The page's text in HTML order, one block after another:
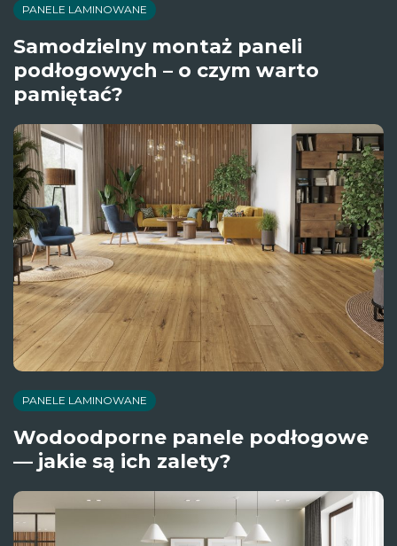
PANELE LAMINOWANE
Samodzielny montaż paneli
podłogowych – o czym warto
pamiętać?
PANELE LAMINOWANE
Wodoodporne panele podłogowe
— jakie są ich zalety?